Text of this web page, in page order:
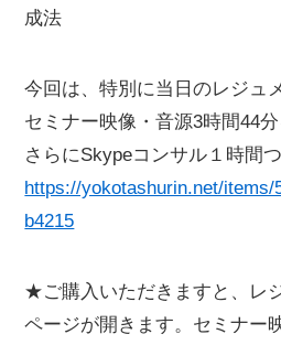
成法
今回は、特別に当日のレジュ
セミナー映像・音源3時間44
さらにSkypeコンサル１時間
https://yokotashurin.net/items/
b4215
★ご購入いただきますと、レ
ページが開きます。セミナー